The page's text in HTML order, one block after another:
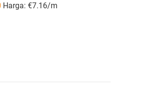
Harga: €7.16/m